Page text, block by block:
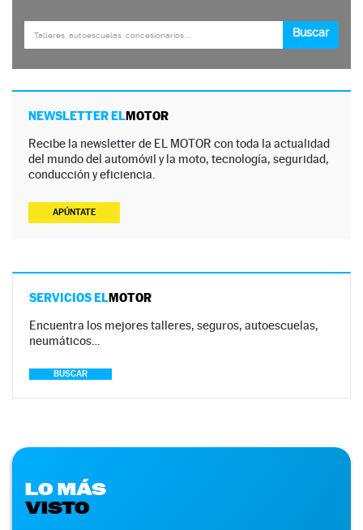
NEWSLETTER ELMOTOR
Recibe la newsletter de EL MOTOR con toda la actualidad
del mundo del automóvil y la moto, tecnología, seguridad,
conducción y eficiencia.
APÚNTATE
SERVICIOS ELMOTOR
Encuentra los mejores talleres, seguros, autoescuelas,
neumáticos…
BUSCAR
LO MÁS
VISTO